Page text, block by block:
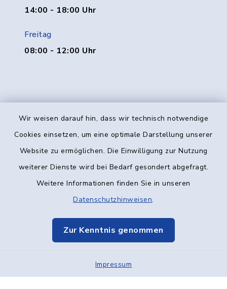
Wir weisen darauf hin, dass wir technisch notwendige
Cookies einsetzen, um eine optimale Darstellung unserer
Website zu ermöglichen. Die Einwilligung zur Nutzung
weiterer Dienste wird bei Bedarf gesondert abgefragt.
Weitere Informationen finden Sie in unseren
Datenschutzhinweisen.
Zur Kenntnis genommen
Impressum
14:00 - 18:00 Uhr
Freitag
08:00 - 12:00 Uhr
Kontakt
Datenschutz
Elektronische Kommunikation
Sitemap